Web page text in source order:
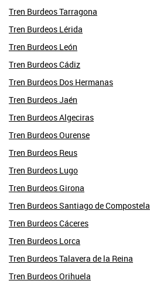
Tren Burdeos Tarragona
Tren Burdeos Lérida
Tren Burdeos León
Tren Burdeos Cádiz
Tren Burdeos Dos Hermanas
Tren Burdeos Jaén
Tren Burdeos Algeciras
Tren Burdeos Ourense
Tren Burdeos Reus
Tren Burdeos Lugo
Tren Burdeos Girona
Tren Burdeos Santiago de Compostela
Tren Burdeos Cáceres
Tren Burdeos Lorca
Tren Burdeos Talavera de la Reina
Tren Burdeos Orihuela